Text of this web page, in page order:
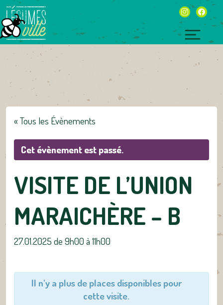
Skip
to
content
instagram
« Tous les Évènements
Cet évènement est passé.
VISITE DE L’UNION
MARAICHÈRE – B
27.01.2025 de 9h00 à 11h00
Il n'y a plus de places disponibles pour
cette visite.